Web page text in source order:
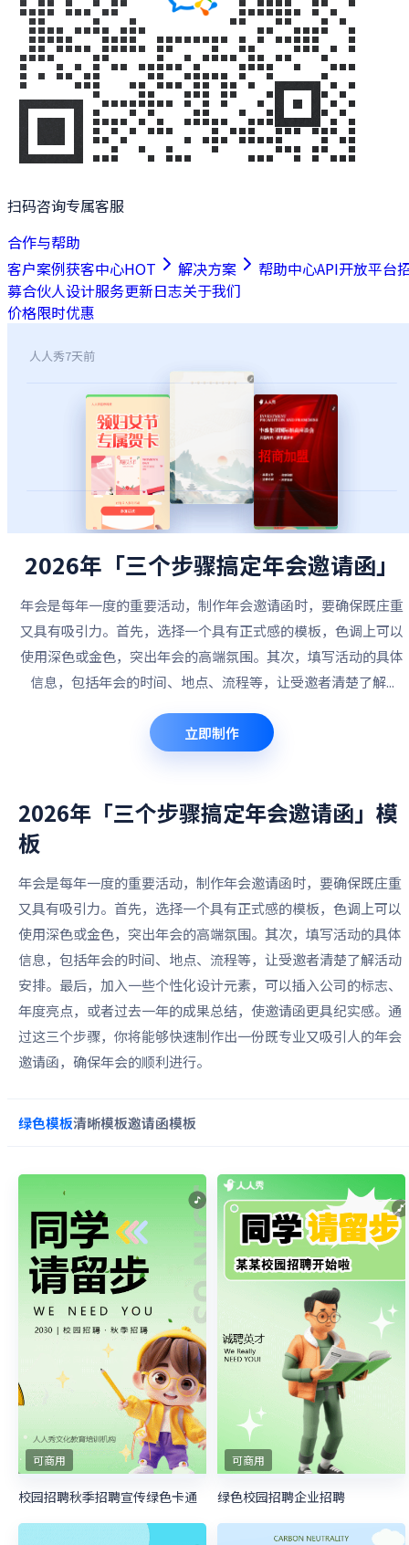
扫码咨询专属客服
合作与帮助
客户案例获客中心HOT 解决方案 帮助中心API开放平台
募合伙人设计服务更新日志关于我们
价格限时优惠
人人秀7天前
2026年「三个步骤搞定年会邀请函」
年会是每年一度的重要活动，制作年会邀请函时，要确保既庄重
又具有吸引力。首先，选择一个具有正式感的模板，色调上可以
使用深色或金色，突出年会的高端氛围。其次，填写活动的具体
信息，包括年会的时间、地点、流程等，让受邀者清楚了解...
立即制作
2026年「三个步骤搞定年会邀请函」 模
板
年会是每年一度的重要活动，制作年会邀请函时，要确保既庄重
又具有吸引力。首先，选择一个具有正式感的模板，色调上可以
使用深色或金色，突出年会的高端氛围。其次，填写活动的具体
信息，包括年会的时间、地点、流程等，让受邀者清楚了解活动
安排。最后，加入一些个性化设计元素，可以插入公司的标志、
年度亮点，或者过去一年的成果总结，使邀请函更具纪实感。通
过这三个步骤，你将能够快速制作出一份既专业又吸引人的年会
邀请函，确保年会的顺利进行。
绿色模板清晰模板邀请函模板
可商用
校园招聘秋季招聘宣传绿色卡通
可商用
绿色校园招聘企业招聘